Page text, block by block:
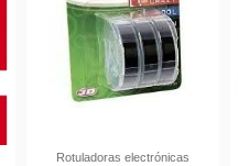
Rotuladoras electrónicas